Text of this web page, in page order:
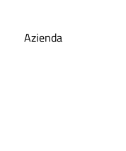
Azienda